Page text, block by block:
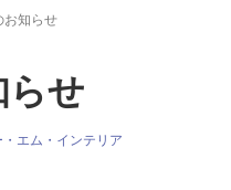
お知らせ
らせ
・エム・インテリア